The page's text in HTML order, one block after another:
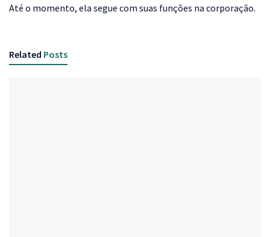
Até o momento, ela segue com suas funções na corporação.
Related Posts